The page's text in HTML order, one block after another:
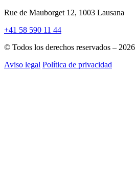
Rue de Mauborget 12, 1003 Lausana
+41 58 590 11 44
© Todos los derechos reservados – 2026
Aviso legal Política de privacidad